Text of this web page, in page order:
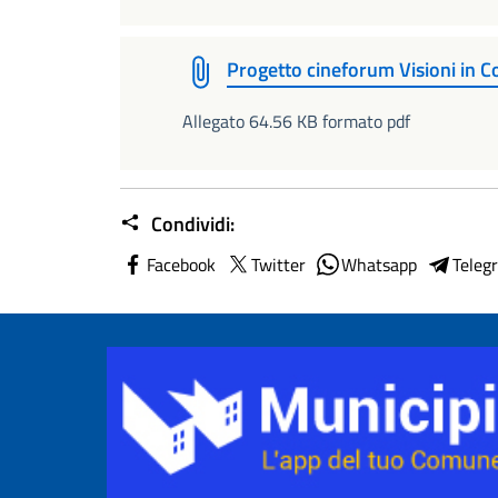
Progetto cineforum Visioni in
Allegato 64.56 KB formato pdf
Condividi:
Facebook Twitter Whatsapp